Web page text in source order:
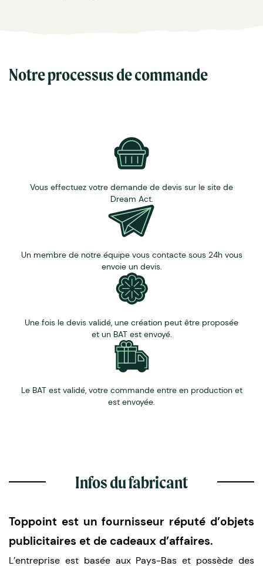
Notre processus de commande
Vous effectuez votre demande de devis sur le site de
Dream Act.
Un membre de notre équipe vous contacte sous 24h vous
envoie un devis.
Une fois le devis validé, une création peut être proposée
et un BAT est envoyé.
Le BAT est validé, votre commande entre en production et
est envoyée.
Infos du fabricant
Toppoint est un fournisseur réputé d’objets
publicitaires et de cadeaux d’affaires.
L’entreprise est basée aux Pays-Bas et possède des